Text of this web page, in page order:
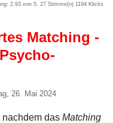
2.93 von 5, 27 Stimme(n) 1194 Klicks
Matching -
26. Mai 2024
nachdem das Matching